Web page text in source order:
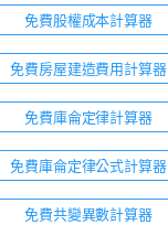
免費股權成本計算器
免費房屋建造費用計算器
免費庫侖定律計算器
免費庫侖定律公式計算器
免費共變異數計算器